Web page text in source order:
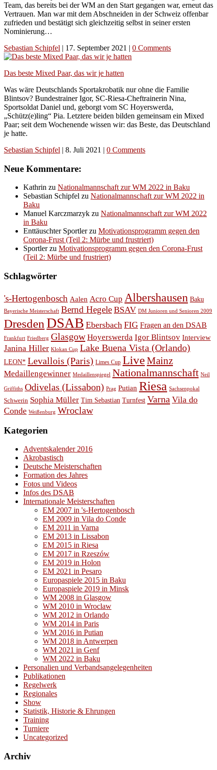
Team, das bereits bei der WM an den Start gegangen war, erneut das
Vertrauen. Man war mit dem Abschneiden in der Schweiz offenbar
zufrieden und bestätigt sich gleichzeitig selbst in seiner ersten
Nominierung…
Sebastian Schipfel | 17. September 2021 | 0 Comments
Das beste Mixed Paar, das wir je hatten
Was wäre Deutschlands Sportakrobatik nur ohne die Familie
Blintsov? Bundestrainer Igor, SC-Riesa-Cheftrainerin Nina,
Sportsoldat Daniel und, geborgt vom SC Hoyerswerda,
„Schütz(e)ling“ Pia. Letztere beiden bilden gemeinsam ein Mixed
Paar; seit dem Wochenende wissen wir: das Beste, das Deutschland
je hatte.
Sebastian Schipfel | 8. Juli 2021 | 0 Comments
Neue Kommentare:
Kathrin zu Nationalmannschaft zur WM 2022 in Baku
Sebastian Schipfel zu Nationalmannschaft zur WM 2022 in
Baku
Manuel Karczmarzyk zu Nationalmannschaft zur WM 2022
in Baku
Enttäuschter Sportlerzu Motivationsprogramm gegen den
Corona-Frust (Teil 2: Mürbe und frustriert)
Sportlerzu Motivationsprogramm gegen den Corona-Frust
(Teil 2: Mürbe und frustriert)
Schlagwörter
's-Hertogenbosch Aalen Acro Cup Albershausen Baku
Bayerische Meisterschaft Bernd Hegele BSAV DM Junioren und Senioren 2009
Dresden DSAB Ebersbach FIG Fragen an den DSAB
Frankfurt Friedberg Glasgow Hoyerswerda Igor Blintsov Interview
Janina Hiller Klokan Cup Lake Buena Vista (Orlando)
LEON* Levallois (Paris) Limes Cup LiveMainz
Medaillengewinner Medaillenspiegel Nationalmannschaft Neil
Griffiths Odivelas (Lissabon) Prag Putian Riesa Sachsenpokal
Schwerin Sophia Müller Tim Sebastian Turnfest Varna Vila do
Conde Weißenburg Wroclaw
Kategorien
Adventskalender 2016
Akrobastisch
Deutsche Meisterschaften
Formation des Jahres
Fotos und Videos
Infos des DSAB
Internationale Meisterschaften
EM 2007 in 's-Hertogenbosch
EM 2009 in Vila do Conde
EM 2011 in Varna
EM 2013 in Lissabon
EM 2015 in Riesa
EM 2017 in Rzeszów
EM 2019 in Holon
EM 2021 in Pesaro
Europaspiele 2015 in Baku
Europaspiele 2019 in Minsk
WM 2008 in Glasgow
WM 2010 in Wroclaw
WM 2012 in Orlando
WM 2014 in Paris
WM 2016 in Putian
WM 2018 in Antwerpen
WM 2021 in Genf
WM 2022 in Baku
Personalien und Verbandsangelegenheiten
Publikationen
Regelwerk
Regionales
Show
Statistik, Historie & Ehrungen
Training
Turniere
Uncategorized
Archiv